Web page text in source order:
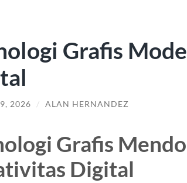
Grafis
2026 / ALAN HERNANDEZ
Grafis
Digital